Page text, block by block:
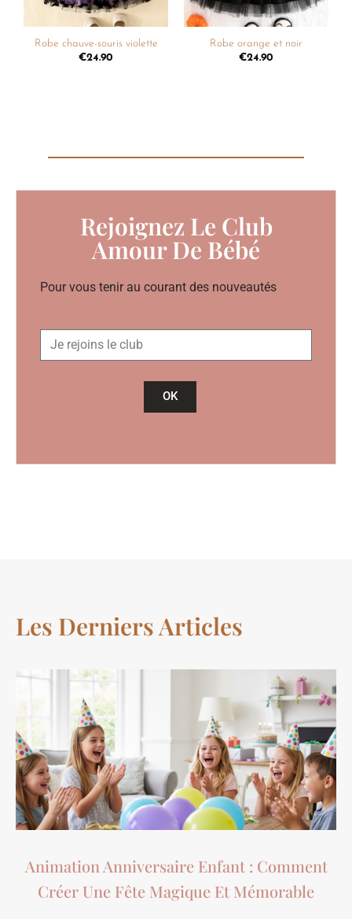
Robe chauve-souris violette
€24.90
Robe orange et noir
€24.90
Rejoignez Le Club
Amour De Bébé
Pour vous tenir au courant des nouveautés
OK
Les Derniers Articles
Animation Anniversaire Enfant : Comment
Créer Une Fête Magique Et Mémorable